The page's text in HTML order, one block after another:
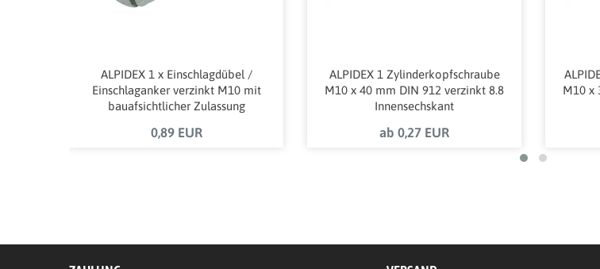
ALPIDEX 1 x Einschlagdübel /
Einschlaganker verzinkt M10 mit
bauafsichtlicher Zulassung
0,89 EUR
ALPIDEX 1 Zylinderkopfschraube
M10 x 40 mm DIN 912 verzinkt 8.8
Innensechskant
ab 0,27 EUR
M10 x